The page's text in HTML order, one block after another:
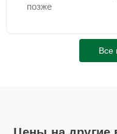
позже
Все